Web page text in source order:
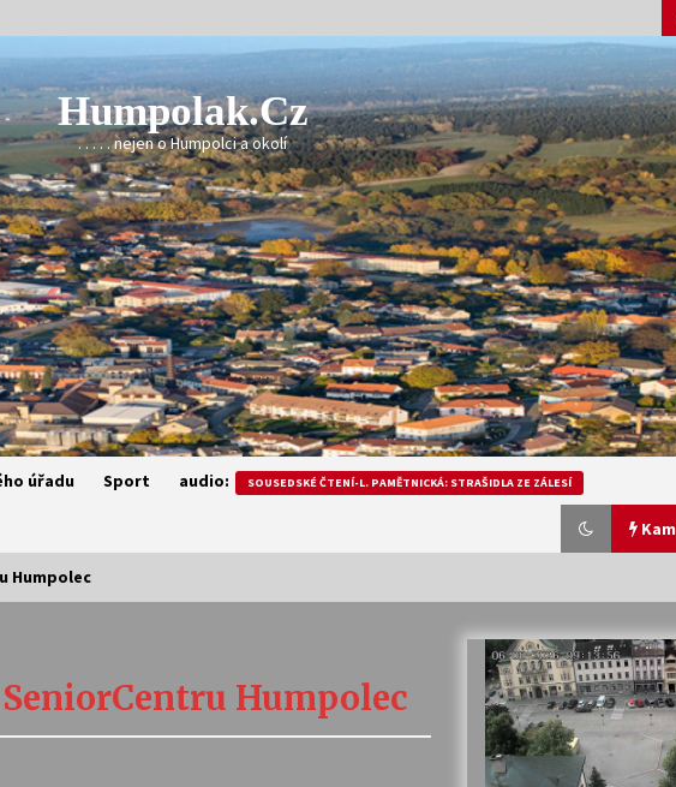
Humpolak.cz
. . . . . nejen o Humpolci a okolí
úřadu Sport audio: SOUSEDSKÉ ČTENÍ-L. PAMĚTNICKÁ: STRAŠIDLA ZE ZÁLESÍ
Stávám se kapkou
30. 7. 2026
Veselí
30. 7. 2026
Votavžatský
Humpolec
Humpolec